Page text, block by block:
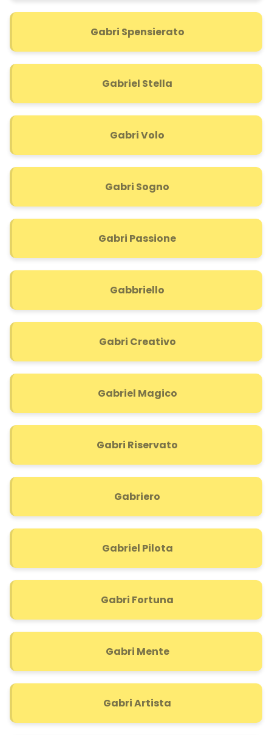
Gabri Spensierato
Gabriel Stella
Gabri Volo
Gabri Sogno
Gabri Passione
Gabbriello
Gabri Creativo
Gabriel Magico
Gabri Riservato
Gabriero
Gabriel Pilota
Gabri Fortuna
Gabri Mente
Gabri Artista